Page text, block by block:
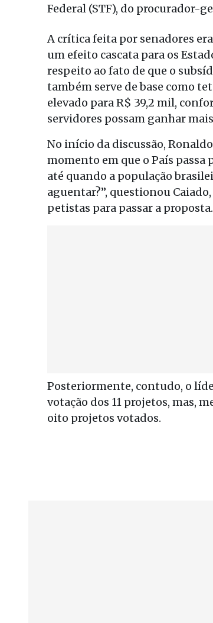
Federal (STF), do procurador-
A crítica feita por senadores
um efeito cascata para os
respeito ao fato de que o
também serve de base como
elevado para R$ 39,2 mil,
servidores possam ganhar
No início da discussão,
momento em que o País passa
até quando a população
aguentar?”, questionou
petistas para passar a proposta.
Posteriormente, contudo, o
votação dos 11 projetos, mas,
oito projetos votados.